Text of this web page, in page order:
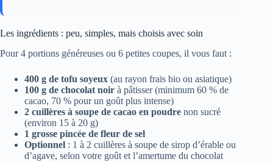
Les ingrédients : peu, simples, mais choisis avec soin
Pour 4 portions généreuses ou 6 petites coupes, il vous faut :
400 g de tofu soyeux (au rayon frais bio ou asiatique)
100 g de chocolat noir à pâtisser (minimum 60 % de
cacao, 70 % pour un goût plus intense)
2 cuillères à soupe de cacao en poudre non sucré
(environ 15 à 20 g)
1 grosse pincée de fleur de sel
Optionnel : 1 à 2 cuillères à soupe de sirop d’érable ou
d’agave, selon votre goût et l’amertume du chocolat